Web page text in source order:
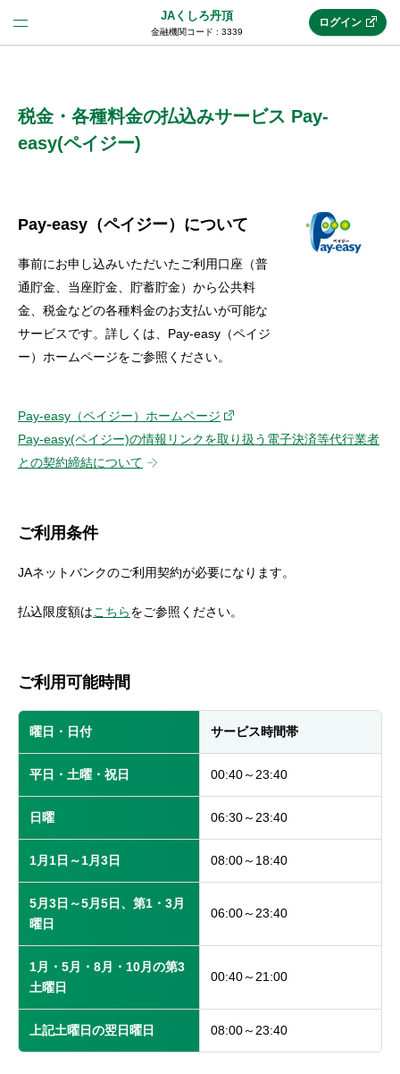
JAくしろ丹頂
金融機関コード : 3339
(法人JAネットバンク)
機能・サービス
セキュリティ
使い方
困った時は
ログイン
税金・各種料金の払込みサービス Pay-
easy(ペイジー)
Pay-easy（ペイジー）について
事前にお申し込みいただいたご利用口座（普
通貯金、当座貯金、貯蓄貯金）から公共料
金、税金などの各種料金のお支払いが可能な
サービスです。詳しくは、Pay-easy（ペイジ
ー）ホームページをご参照ください。
Pay-easy（ペイジー）ホームページ
Pay-easy(ペイジー)の情報リンクを取り扱う電子決済等代行業者
との契約締結について
ご利用条件
JAネットバンクのご利用契約が必要になります。
払込限度額はこちらをご参照ください。
ご利用可能時間
曜日・日付 サービス時間帯
平日・土曜・祝日 00:40～23:40
日曜 06:30～23:40
1月1日～1月3日 08:00～18:40
5月3日～5月5日、第1・3月
曜日
06:00～23:40
1月・5月・8月・10月の第3
土曜日
00:40～21:00
上記土曜日の翌日曜日 08:00～23:40